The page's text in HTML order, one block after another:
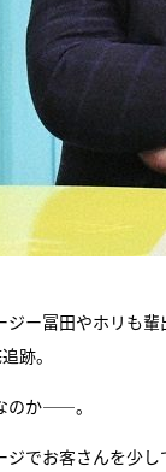
ジー冨田やホリも
跡。
のか――。
でお客さんを少